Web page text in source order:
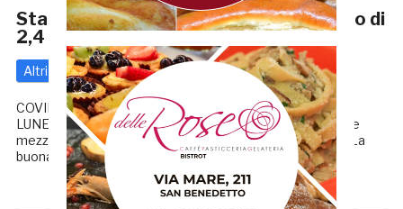
Stadio Ballarin, col PNRR finanziamento di
2,4 milioni per la riqualificazione
Altri Serie D 2 Gennaio 2022 diRedazione GRB
COVID, SERIE C RINVIATA. LA SERIE D RESISTE SAMB,
LUNEDI’ LA RIPRESA DEGLI ALLENAMENTI Due milioni e
mezzo per la riqualificazione dello stadio Fratelli Ballarin. La
buona notizia è arrivata, al Comune di San Benedetto […]